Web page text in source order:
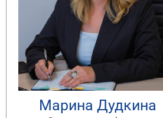
Марина Дудкина